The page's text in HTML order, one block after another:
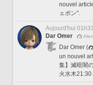
nouvel
ェポン".
Aujourd'hui 01h33
Dar Omer
Dar Omer (
un nouvel
集】滅暗闇
火水木21:30